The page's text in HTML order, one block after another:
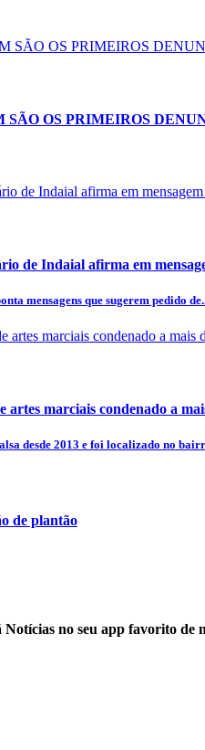
SÃO OS PRIMEIROS
de Indaial afirma em
mensagens que sugerem pedido
marciais condenado a
desde 2013 e foi localizado no
de plantão
no seu app favorito de